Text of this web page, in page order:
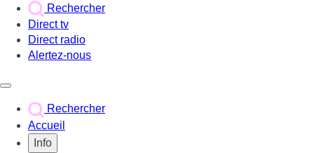
Rechercher
Direct tv
Direct radio
Alertez-nous
Rechercher
Accueil
Info